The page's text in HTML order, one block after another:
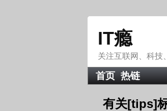
IT瘾
关注互联网、科技
首页 热链
有关[tips]